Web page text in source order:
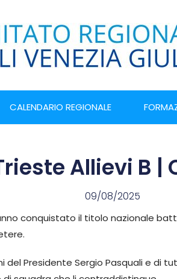
CALENDARIO REGIONALE
Allievi B |
09/08/2025
conquistato il titolo nazionale
del Presidente Sergio Pasquali e di